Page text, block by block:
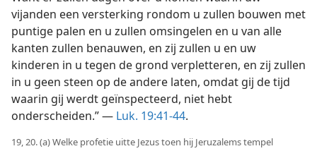
vijanden een versterking rondom u zullen bouwen met
puntige palen en u zullen omsingelen en u van alle
kanten zullen benauwen, en zij zullen u en uw
kinderen in u tegen de grond verpletteren, en zij zullen
in u geen steen op de andere laten, omdat gij de tijd
waarin gij werdt geïnspecteerd, niet hebt
onderscheiden.” — Luk. 19:41-44.
19, 20. (a) Welke profetie uitte Jezus toen hij Jeruzalems tempel